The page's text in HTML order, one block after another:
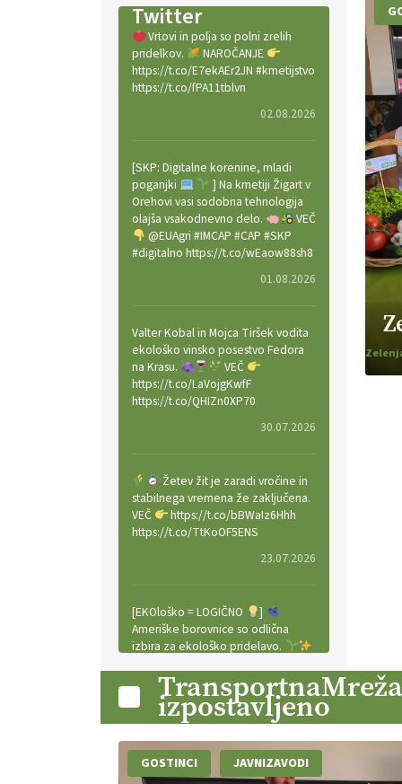
Twitter
Vrtovi in polja so polni zrelih
pridelkov.
NAROČANJE
https://t.co/E7ekAEr2JN #kmetijstvo
https://t.co/fPA11tblvn
02.08.2026
[SKP: Digitalne korenine, mladi
poganjki
] Na kmetiji Žigart v
Orehovi vasi sodobna tehnologija
olajša vsakodnevno delo.
VEČ
@EUAgri #IMCAP #CAP #SKP
#digitalno https://t.co/wEaow88sh8
01.08.2026
Valter Kobal in Mojca Tiršek vodita
ekološko vinsko posestvo Fedora
na Krasu.
VEČ
https://t.co/LaVojgKwfF
https://t.co/QHIZn0XP70
30.07.2026
Žetev žit je zaradi vročine in
stabilnega vremena že zaključena.
VEČ
https://t.co/bBWaIz6Hhh
https://t.co/TtKoOF5ENS
23.07.2026
[EKOloško = LOGIČNO
]
Ameriške borovnice so odlična
izbira za ekološko pridelavo.
@EUAgri #IMCAP #CAP
https://t.co/tQd9tB1THk
22.07.2026
Traktor je nepogrešljiv, a tudi
izpostavljeno
GOSTINCI JAVNIZAVODI